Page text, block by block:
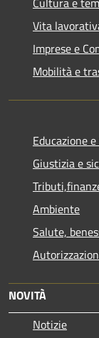
Vita
Imprese e
Mobilità e
Educazione
Giustizia e
Ambiente
Salute,
NOVITÀ
Notizie